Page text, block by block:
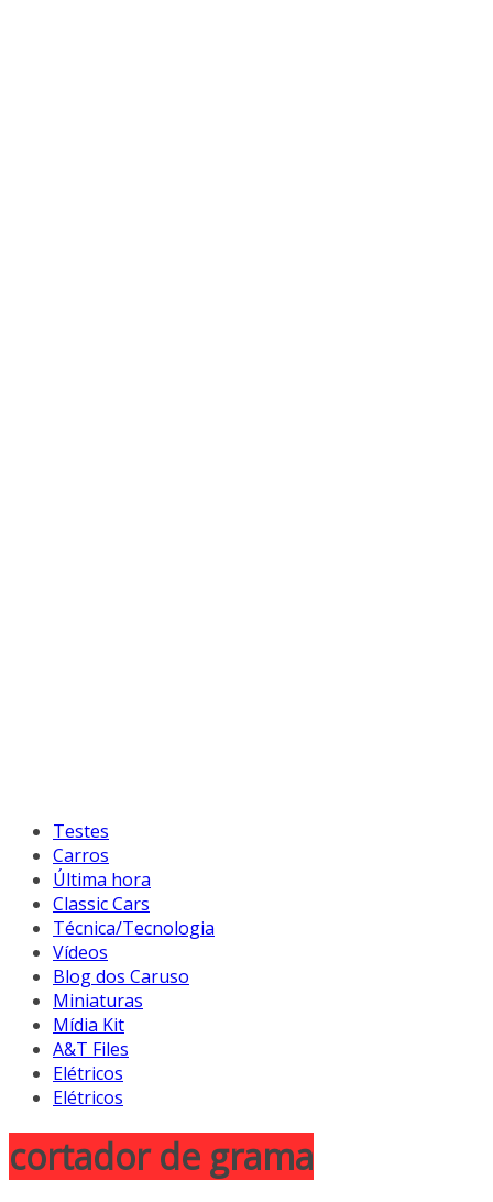
Testes
Carros
Última hora
Classic Cars
Técnica/Tecnologia
Vídeos
Blog dos Caruso
Miniaturas
Mídia Kit
A&T Files
Elétricos
Elétricos
cortador de grama